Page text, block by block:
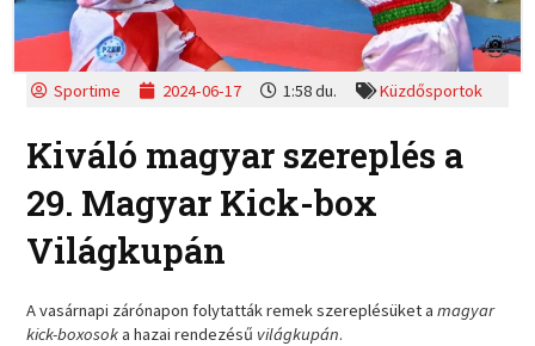
Sportime 2024-06-17 1:58 du. Küzdősportok
Kiváló magyar szereplés a
29. Magyar Kick-box
Világkupán
A vasárnapi zárónapon folytatták remek szereplésüket amagyar
kick-boxosoka hazai rendezésű világkupán.